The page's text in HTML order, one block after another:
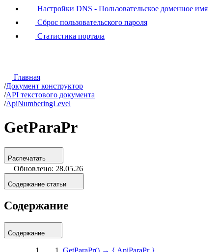
Настройки DNS - Пользовательское доменное имя
Сброс пользовательского пароля
Статистика портала
Главная
/Документ конструктор
/API текстового документа
/ApiNumberingLevel
GetParaPr
Распечатать
Обновлено: 28.05.26
Содержание статьи
Содержание
Содержание
GetParaPr() → { ApiParaPr }